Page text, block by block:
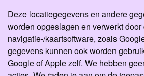
Deze locatiegegevens en andere
worden opgeslagen en verwerkt
navigatie-/kaartsoftware, zoals
gegevens kunnen ook worden
Google of Apple zelf. We hebben